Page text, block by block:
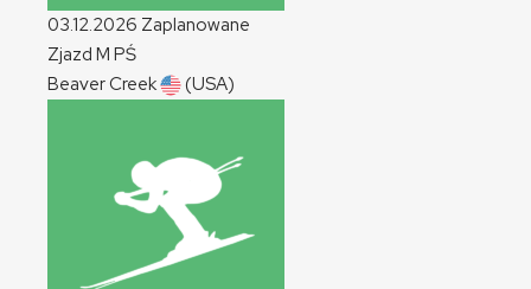
03.12.2026 Zaplanowane
Zjazd M PŚ
Beaver Creek
(USA)